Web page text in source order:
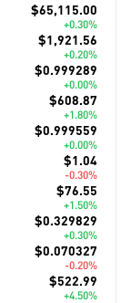
$65,115.00
+0.30%
$1,921.56
+0.20%
$0.999289
+0.00%
$608.87
+1.80%
$0.999559
+0.00%
$1.04
-0.30%
$76.55
+1.50%
$0.329829
+0.30%
$0.070327
-0.20%
$522.99
+4.50%